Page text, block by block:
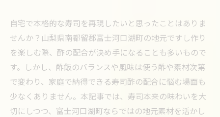
自宅で本格的な寿司を再現したいと思ったことはありま
せんか？山梨県南都留郡富士河口湖町の地元ですし作り
を楽しむ際、酢の配合が決め手になることも多いもので
す。しかし、酢飯のバランスや風味は使う酢や素材次第
で変わり、家庭で納得できる寿司酢の配合に悩む場面も
少なくありません。本記事では、寿司本来の味わいを大
切にしつつ、富士河口湖町ならではの地元素材を活かし